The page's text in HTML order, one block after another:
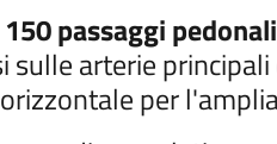
150 passaggi pedonali
sulle arterie
per